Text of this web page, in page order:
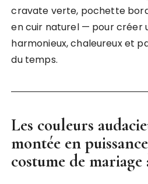
cravate verte, pochette
en cuir naturel — pour créer
harmonieux, chaleureux et
du temps.
Les couleurs
montée en
costume de